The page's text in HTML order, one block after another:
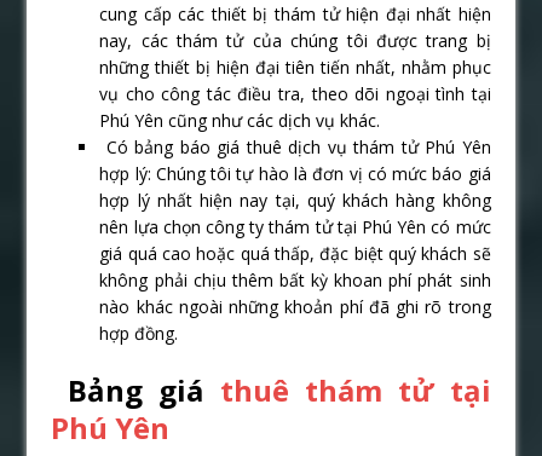
cung cấp các thiết bị thám tử hiện đại nhất hiện
nay, các thám tử của chúng tôi được trang bị
những thiết bị hiện đại tiên tiến nhất, nhằm phục
vụ cho công tác điều tra, theo dõi ngoại tình tại
Phú Yên cũng như các dịch vụ khác.
Có bảng báo giá thuê dịch vụ thám tử Phú Yên
hợp lý: Chúng tôi tự hào là đơn vị có mức báo giá
hợp lý nhất hiện nay tại, quý khách hàng không
nên lựa chọn công ty thám tử tại Phú Yên có mức
giá quá cao hoặc quá thấp, đặc biệt quý khách sẽ
không phải chịu thêm bất kỳ khoan phí phát sinh
nào khác ngoài những khoản phí đã ghi rõ trong
hợp đồng.
Bảng giá thuê thám tử tại
Phú Yên